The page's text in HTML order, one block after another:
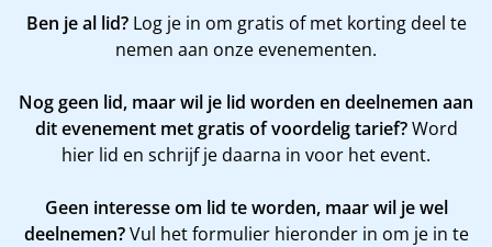
Ben je al lid?Log je in om gratis of met korting deel te
nemen aan onze evenementen.
Nog geen lid, maar wil je lid worden en deelnemen aan
dit evenement met gratis of voordelig tarief?Word
hier lid en schrijf je daarna in voor het event.
Geen interesse om lid te worden, maar wil je wel
deelnemen?Vul het formulier hieronder in om je in te